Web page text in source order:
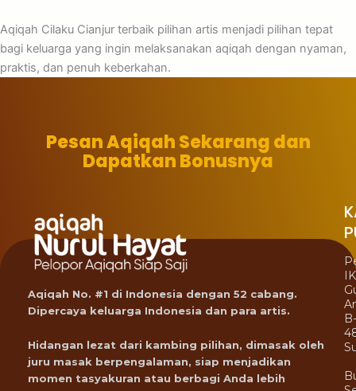
Aqiqah Cilaku Cianjur terbaik pilihan artis menjadi pilihan tepat
bagi keluarga yang ingin melaksanakan aqiqah dengan nyaman,
praktis, dan penuh keberkahan.
Pesan Aqiqah Sekarang dan
Dapatkan Bonusnya
Aqiqah No. #1 di Indonesia dengan 52 cabang.
Dipercaya keluarga Indonesia dan para artis.
Hidangan lezat dari kambing pilihan, dimasak oleh
juru masak berpengalaman, siap menjadikan
momen tasyakuran atau berbagi Anda lebih
B-